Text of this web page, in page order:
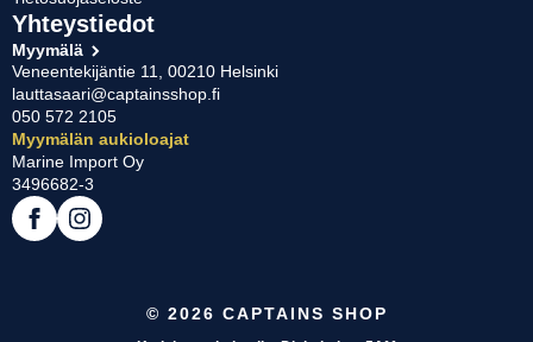
Yhteystiedot
Myymälä
Veneentekijäntie 11, 00210 Helsinki
lauttasaari@captainsshop.fi
050 572 2105
Myymälän aukioloajat
Marine Import Oy
3496682-3
© 2026 CAPTAINS SHOP